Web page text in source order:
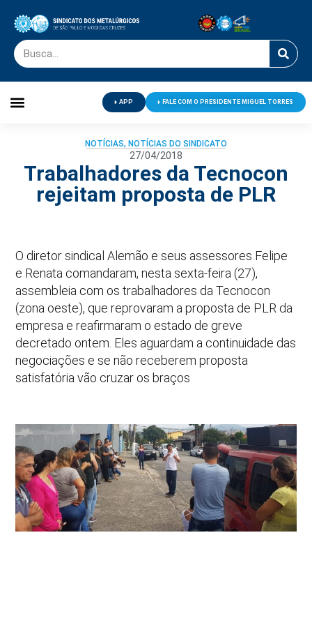
APP FALE COM O PRESIDENTE MIGUEL TORRES
NOTÍCIAS, NOTÍCIAS DO SINDICATO
27/04/2018
Trabalhadores da Tecnocon
rejeitam proposta de PLR
O diretor sindical Alemão e seus assessores Felipe
e Renata comandaram, nesta sexta-feira (27),
assembleia com os trabalhadores da Tecnocon
(zona oeste), que reprovaram a proposta de PLR da
empresa e reafirmaram o estado de greve
decretado ontem. Eles aguardam a continuidade das
negociações e se não receberem proposta
satisfatória vão cruzar os braços